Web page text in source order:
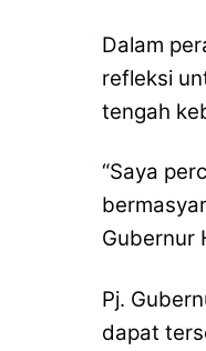
Dalam
refleksi
tengah
“Saya
Gubernur
Pj.
dapat